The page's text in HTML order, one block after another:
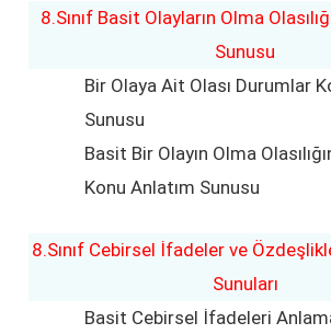
8.Sınıf Basit Olayların Olma
Sunusu
Bir Olaya Ait Olası Durumlar
Sunusu
Basit Bir Olayın Olma
Konu Anlatım Sunusu
8.Sınıf Cebirsel İfadeler ve
Sunuları
Basit Cebirsel İfadeleri